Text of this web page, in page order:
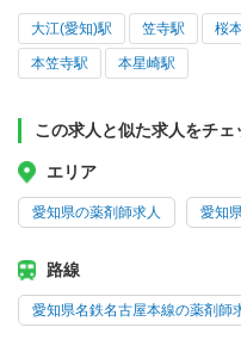
大江(愛知)駅 笠寺駅 桜
本笠寺駅 本星崎駅
この求人と似た求人をチェ
エリア
愛知県の薬剤師求人 愛知
路線
愛知県名鉄名古屋本線の薬剤師